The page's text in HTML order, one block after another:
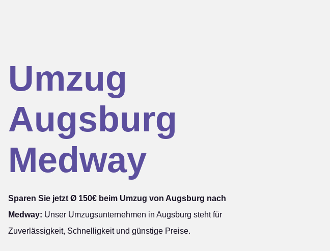
Umzug
Augsburg
Medway
Sparen Sie jetzt Ø 150€ beim Umzug von Augsburg nach
Medway: Unser Umzugsunternehmen in Augsburg steht für
Zuverlässigkeit, Schnelligkeit und günstige Preise.